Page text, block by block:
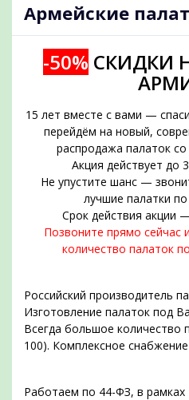
Армейские
-50% СКИДКИ
15 лет вместе с вами —
перейдём на новый,
распродажа палаток со
Акция действует до
Не упустите шанс —
лучшие палатки
Срок действия акции
Позвоните прямо сейчас
количество палаток
Российский производитель
Изготовление палаток под
Всегда большое количество
100). Комплексное
Работаем по 44-ФЗ, в рамках